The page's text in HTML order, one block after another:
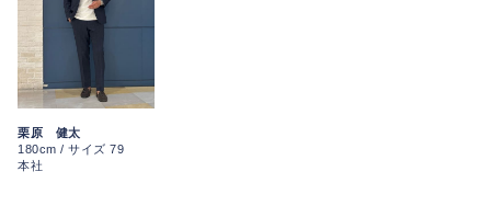
栗原 健太
180cm / サイズ 79
本社